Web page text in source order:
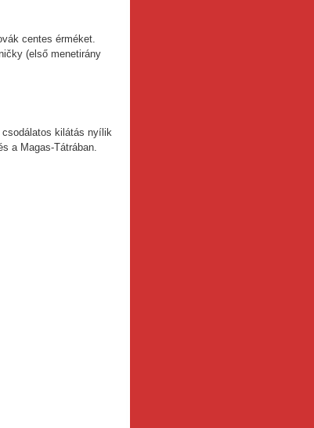
centes érméket.
(első menetirány
kilátás nyílik
a Magas-Tátrában.